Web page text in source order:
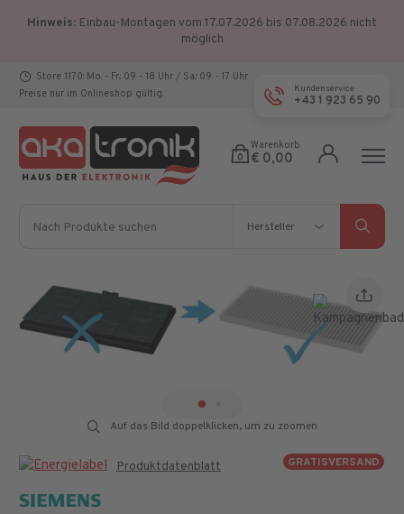
Hinweis: Einbau-Montagen vom 17.07.2026 bis 07.08.2026 nicht
möglich
Store 1170: Mo. - Fr.: 09 - 18 Uhr / Sa.: 09 - 17 Uhr
Preise nur im Onlineshop gültig.
Kundenservice
+43 1 923 65 90
0
Warenkorb
€ 0,00
Hersteller
Auf das Bild doppelklicken, um zu zoomen
Produktdatenblatt GRATISVERSAND